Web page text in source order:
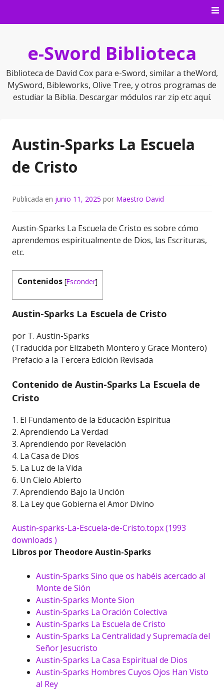
e-Sword Biblioteca
Biblioteca de David Cox para e-Sword, similar a theWord,
MySword, Bibleworks, Olive Tree, y otros programas de
estudiar la Biblia. Descargar módulos rar zip etc aquí.
Austin-Sparks La Escuela
de Cristo
Publicada en junio 11, 2025 por Maestro David
Austin-Sparks La Escuela de Cristo es sobre cómo
aprendemos espiritualmente de Dios, las Escrituras,
etc.
Contenidos [Esconder]
Austin-Sparks La Escuela de Cristo
por T. Austin-Sparks
(Traducida por Elizabeth Montero y Grace Montero)
Prefacio a la Tercera Edición Revisada
Contenido de Austin-Sparks La Escuela de
Cristo
1. El Fundamento de la Educación Espiritua
2. Aprendiendo La Verdad
3. Aprendiendo por Revelación
4. La Casa de Dios
5. La Luz de la Vida
6. Un Cielo Abierto
7. Aprendiendo Bajo la Unción
8. La Ley que Gobierna el Amor Divino
Austin-sparks-La-Escuela-de-Cristo.topx (1993
downloads )
Libros por Theodore Austin-Sparks
Austin-Sparks Sino que os habéis acercado al
Monte de Sión
Austin-Sparks Monte Sion
Austin-Sparks La Oración Colectiva
Austin-Sparks La Escuela de Cristo
Austin-Sparks La Centralidad y Supremacía del
Señor Jesucristo
Austin-Sparks La Casa Espiritual de Dios
Austin-Sparks Hombres Cuyos Ojos Han Visto
al Rey